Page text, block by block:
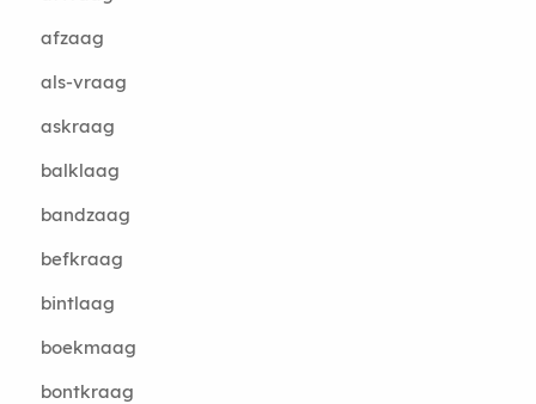
afzaag
als-vraag
askraag
balklaag
bandzaag
befkraag
bintlaag
boekmaag
bontkraag